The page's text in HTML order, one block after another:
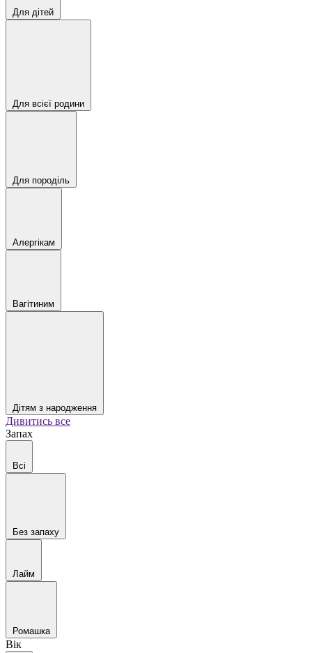
Для дітей
Для всієї родини
Для породіль
Алергікам
Вагітиним
Дітям з народження
Дивитись все
Запах
Всі
Без запаху
Лайм
Ромашка
Вік